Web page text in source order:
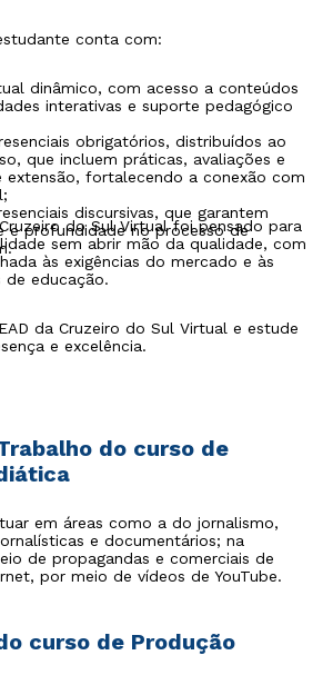
conta com:
dinâmico, com acesso a conteúdos
interativas e suporte pedagógico
obrigatórios, distribuídos ao
que incluem práticas, avaliações e
extensão, fortalecendo a conexão com
discursivas, que garantem
e profundidade no processo de
do Sul Virtual foi pensado para
sem abrir mão da qualidade, com
às exigências do mercado e às
de educação.
da Cruzeiro do Sul Virtual e estude
e excelência.
do curso de
em áreas como a do jornalismo,
e documentários; na
de propagandas e comerciais de
por meio de vídeos de YouTube.
curso de Produção